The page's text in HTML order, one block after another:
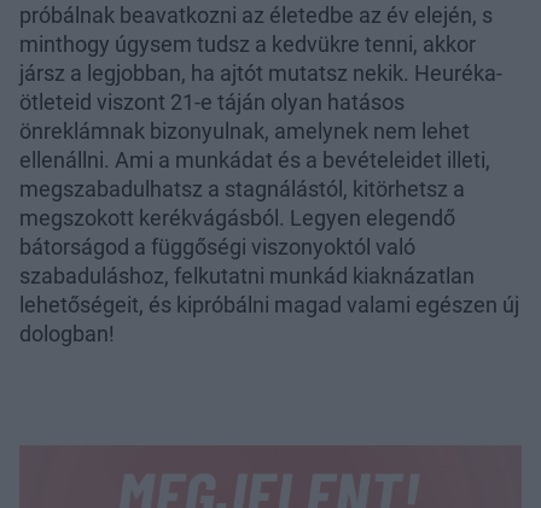
próbálnak beavatkozni az életedbe az év elején, s
minthogy úgysem tudsz a kedvükre tenni, akkor
jársz a legjobban, ha ajtót mutatsz nekik. Heuréka-
ötleteid viszont 21-e táján olyan hatásos
önreklámnak bizonyulnak, amelynek nem lehet
ellenállni. Ami a munkádat és a bevételeidet illeti,
megszabadulhatsz a stagnálástól, kitörhetsz a
megszokott kerékvágásból. Legyen elegendő
bátorságod a függőségi viszonyoktól való
szabaduláshoz, felkutatni munkád kiaknázatlan
lehetőségeit, és kipróbálni magad valami egészen új
dologban!